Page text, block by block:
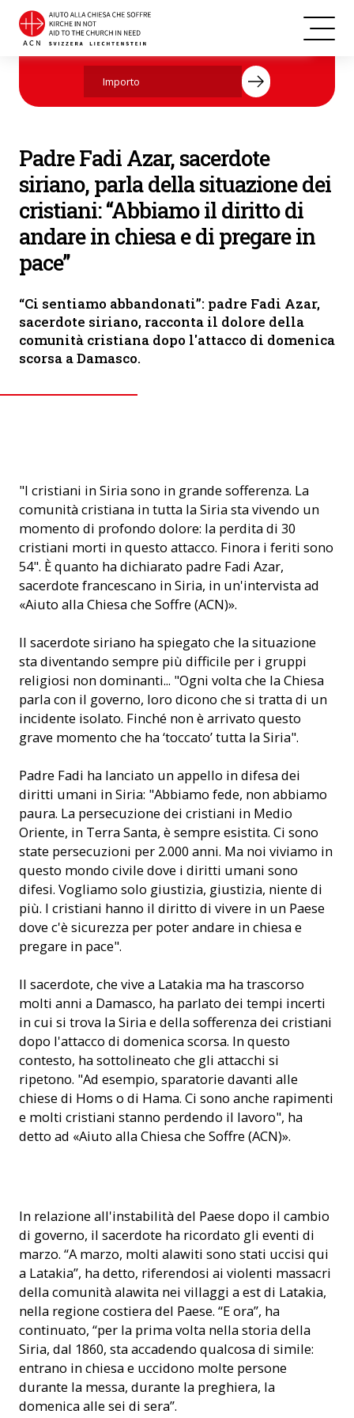
Chiesa di Sant'Elia a Damasco (© Patriarcato greco-ortodosso di
Antiochia)
Aiutate ora con la vostra donazione.
Padre Fadi Azar, sacerdote
siriano, parla della situazione dei
cristiani: “Abbiamo il diritto di
andare in chiesa e di pregare in
pace”
“Ci sentiamo abbandonati”: padre Fadi Azar,
sacerdote siriano, racconta il dolore della
comunità cristiana dopo l'attacco di domenica
scorsa a Damasco.
"I cristiani in Siria sono in grande sofferenza. La
comunità cristiana in tutta la Siria sta vivendo un
momento di profondo dolore: la perdita di 30
cristiani morti in questo attacco. Finora i feriti sono
54". È quanto ha dichiarato padre Fadi Azar,
sacerdote francescano in Siria, in un'intervista ad
«Aiuto alla Chiesa che Soffre (ACN)».
Il sacerdote siriano ha spiegato che la situazione
sta diventando sempre più difficile per i gruppi
religiosi non dominanti... "Ogni volta che la Chiesa
parla con il governo, loro dicono che si tratta di un
incidente isolato. Finché non è arrivato questo
grave momento che ha ‘toccato’ tutta la Siria".
Padre Fadi ha lanciato un appello in difesa dei
diritti umani in Siria: "Abbiamo fede, non abbiamo
paura. La persecuzione dei cristiani in Medio
Oriente, in Terra Santa, è sempre esistita. Ci sono
state persecuzioni per 2.000 anni. Ma noi viviamo in
questo mondo civile dove i diritti umani sono
difesi. Vogliamo solo giustizia, giustizia, niente di
più. I cristiani hanno il diritto di vivere in un Paese
dove c'è sicurezza per poter andare in chiesa e
pregare in pace".
Il sacerdote, che vive a Latakia ma ha trascorso
molti anni a Damasco, ha parlato dei tempi incerti
in cui si trova la Siria e della sofferenza dei cristiani
dopo l'attacco di domenica scorsa. In questo
contesto, ha sottolineato che gli attacchi si
ripetono. "Ad esempio, sparatorie davanti alle
chiese di Homs o di Hama. Ci sono anche rapimenti
e molti cristiani stanno perdendo il lavoro", ha
detto ad «Aiuto alla Chiesa che Soffre (ACN)».
In relazione all'instabilità del Paese dopo il cambio
di governo, il sacerdote ha ricordato gli eventi di
marzo. “A marzo, molti alawiti sono stati uccisi qui
a Latakia”, ha detto, riferendosi ai violenti massacri
della comunità alawita nei villaggi a est di Latakia,
nella regione costiera del Paese. “E ora”, ha
continuato, “per la prima volta nella storia della
Siria, dal 1860, sta accadendo qualcosa di simile:
entrano in chiesa e uccidono molte persone
durante la messa, durante la preghiera, la
domenica alle sei di sera”.